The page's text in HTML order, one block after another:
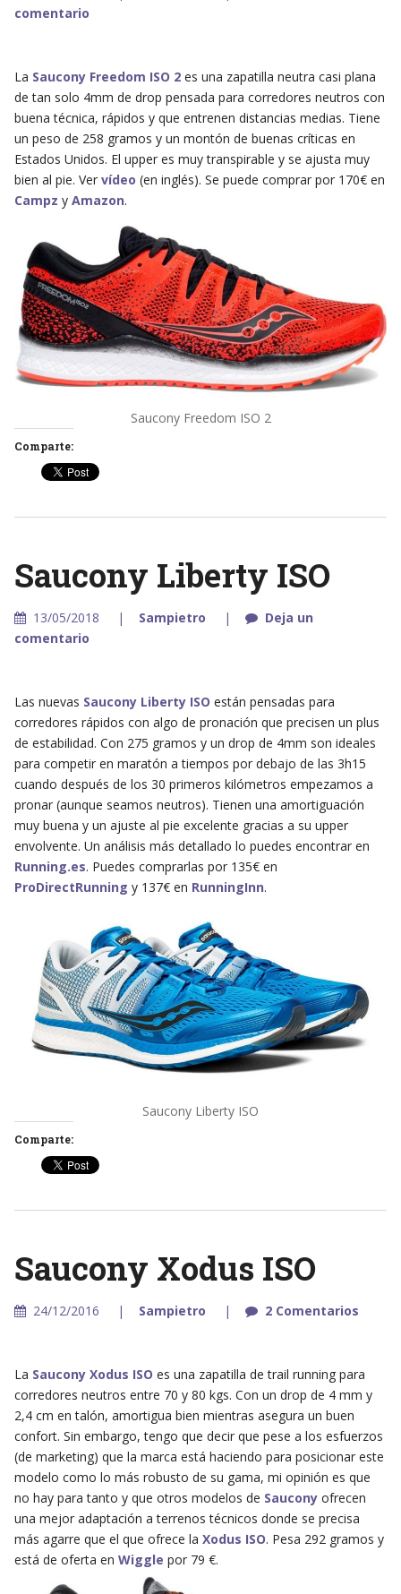
comentario
La Saucony Freedom ISO 2es una zapatilla neutra casi plana
de tan solo 4mm de drop pensada para corredores neutros con
buena técnica, rápidos y que entrenen distancias medias. Tiene
un peso de 258 gramos y un montón de buenas críticas en
Estados Unidos. El upper es muy transpirable y se ajusta muy
bien al pie. Ver vídeo (en inglés). Se puede comprar por 170€ en
Campz y Amazon.
Saucony Freedom ISO 2
Comparte:
Saucony Liberty ISO
13/05/2018 Sampietro
Deja un
comentario
Las nuevas Saucony Liberty ISO están pensadas para
corredores rápidos con algo de pronación que precisen un plus
de estabilidad. Con 275 gramos y un drop de 4mm son ideales
para competir en maratón a tiempos por debajo de las 3h15
cuando después de los 30 primeros kilómetros empezamos a
pronar (aunque seamos neutros). Tienen una amortiguación
muy buena y un ajuste al pie excelente gracias a su upper
envolvente. Un análisis más detallado lo puedes encontrar en
Running.es. Puedes comprarlas por 135€ en
ProDirectRunning y 137€ en RunningInn.
Saucony Liberty ISO
Comparte:
Saucony Xodus ISO
24/12/2016 Sampietro 2 Comentarios
La Saucony Xodus ISO es una zapatilla de trail running para
corredores neutros entre 70 y 80 kgs. Con un drop de 4 mm y
2,4 cm en talón, amortigua bien mientras asegura un buen
confort. Sin embargo, tengo que decir que pese a los esfuerzos
(de marketing) que la marca está haciendo para posicionar este
modelo como lo más robusto de su gama, mi opinión es que
no hay para tanto y que otros modelos de Sauconyofrecen
una mejor adaptación a terrenos técnicos donde se precisa
más agarre que el que ofrece la Xodus ISO. Pesa 292 gramos y
está de oferta en Wiggle por 79 €.